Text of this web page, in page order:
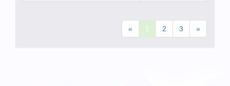
« 1 (current)
2 3 »